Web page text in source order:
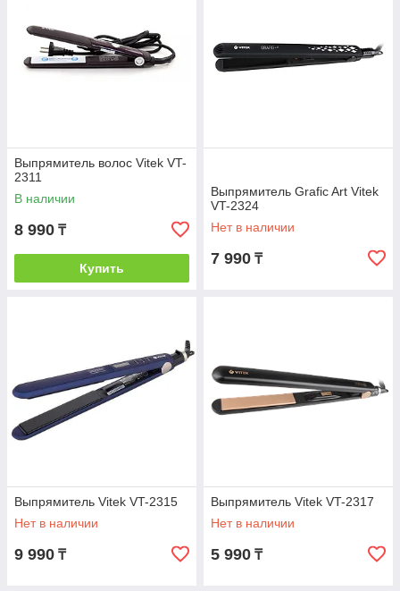
Выпрямитель волос Vitek VT-
2311
В наличии
8 990 ₸
Купить
Выпрямитель Grafic Art Vitek
VT-2324
Нет в наличии
7 990 ₸
Выпрямитель Vitek VT-2315
Нет в наличии
9 990 ₸
Выпрямитель Vitek VT-2317
Нет в наличии
5 990 ₸